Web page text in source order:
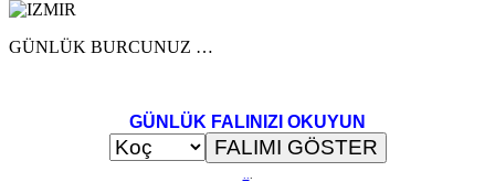
GÜNLÜK BURCUNUZ …
GÜNLÜK FALINIZI OKUYUN